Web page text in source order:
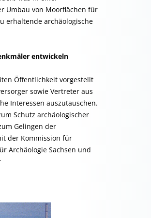
Umbau von Moorflächen für
erhaltende archäologische
entwickeln
Öffentlichkeit vorgestellt
sowie Vertreter aus
Interessen auszutauschen.
Schutz archäologischer
Gelingen der
der Kommission für
Archäologie Sachsen und